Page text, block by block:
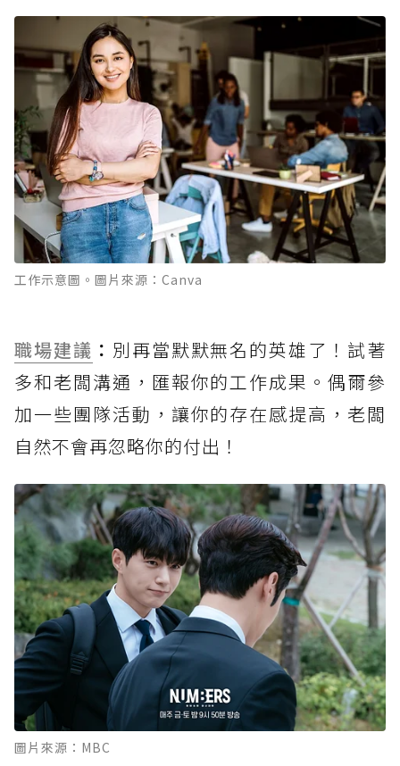
工作示意圖。圖片來源：Canva
職場建議 ： 別再當默默無名的英雄了！試著
多和老闆溝通，匯報你的工作成果。偶爾參
加一些團隊活動，讓你的存在感提高，老闆
自然不會再忽略你的付出！
圖片來源：MBC